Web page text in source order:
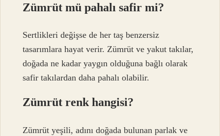
Zümrüt mü pahalı safir mi?
Sertlikleri değişse de her taş benzersiz
tasarımlara hayat verir. Zümrüt ve yakut takılar,
doğada ne kadar yaygın olduğuna bağlı olarak
safir takılardan daha pahalı olabilir.
Zümrüt renk hangisi?
Zümrüt yeşili, adını doğada bulunan parlak ve